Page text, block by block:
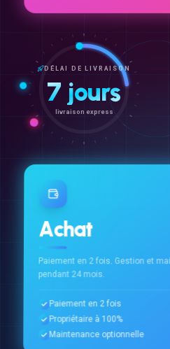
DÉLAI DE LIVRAISON
7 jours
livraison express
Achat
Paiement en 2 fois. Gestion et
pendant 24 mois.
Paiement en 2 fois
Propriétaire à 100%
Maintenance optionnelle